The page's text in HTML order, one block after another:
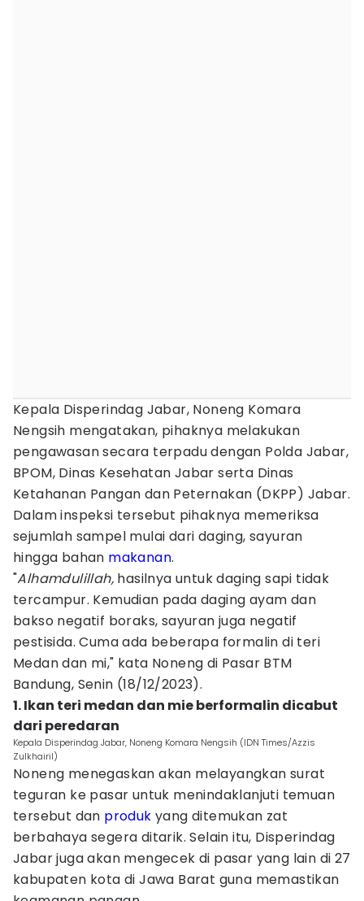
Kepala Disperindag Jabar, Noneng Komara
Nengsih mengatakan, pihaknya melakukan
pengawasan secara terpadu dengan Polda Jabar,
BPOM, Dinas Kesehatan Jabar serta Dinas
Ketahanan Pangan dan Peternakan (DKPP) Jabar.
Dalam inspeksi tersebut pihaknya memeriksa
sejumlah sampel mulai dari daging, sayuran
hingga bahan makanan.
"Alhamdulillah, hasilnya untuk daging sapi tidak
tercampur. Kemudian pada daging ayam dan
bakso negatif boraks, sayuran juga negatif
pestisida. Cuma ada beberapa formalin di teri
Medan dan mi," kata Noneng di Pasar BTM
Bandung, Senin (18/12/2023).
1. Ikan teri medan dan mie berformalin dicabut
dari peredaran
Kepala Disperindag Jabar, Noneng Komara Nengsih (IDN Times/Azzis
Zulkhairil)
Noneng menegaskan akan melayangkan surat
teguran ke pasar untuk menindaklanjuti temuan
tersebut dan produk yang ditemukan zat
berbahaya segera ditarik. Selain itu, Disperindag
Jabar juga akan mengecek di pasar yang lain di 27
kabupaten kota di Jawa Barat guna memastikan